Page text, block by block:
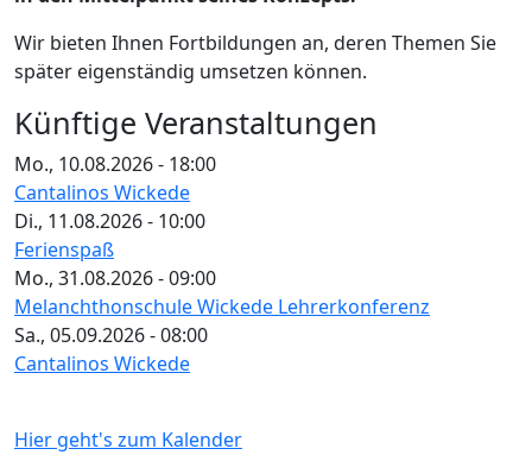
Wir bieten Ihnen Fortbildungen an, deren Themen Sie
später eigenständig umsetzen können.
Künftige Veranstaltungen
Mo., 10.08.2026 - 18:00
Cantalinos Wickede
Di., 11.08.2026 - 10:00
Ferienspaß
Mo., 31.08.2026 - 09:00
Melanchthonschule Wickede Lehrerkonferenz
Sa., 05.09.2026 - 08:00
Cantalinos Wickede
Hier geht's zum Kalender